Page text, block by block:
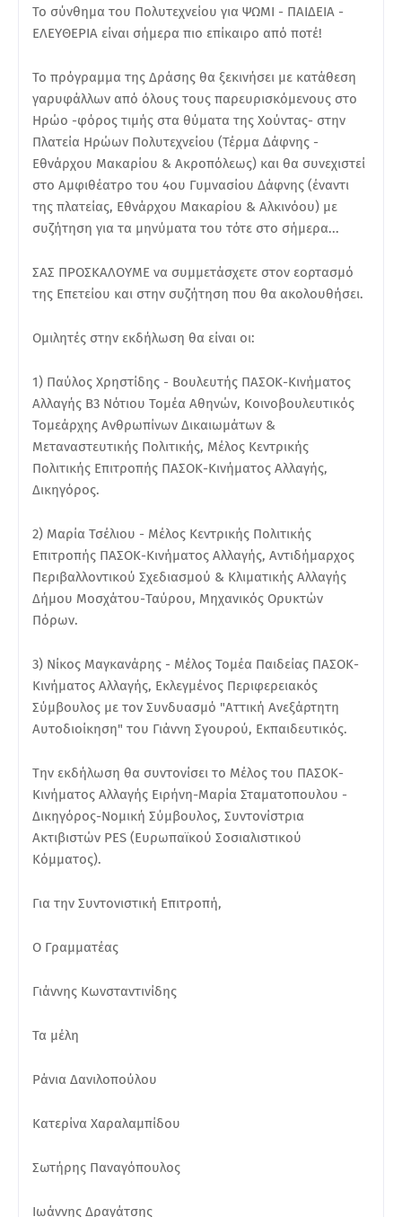
Το σύνθημα του Πολυτεχνείου για ΨΩΜΙ - ΠΑΙΔΕΙΑ -
ΕΛΕΥΘΕΡΙΑ είναι σήμερα πιο επίκαιρο από ποτέ!
Το πρόγραμμα της Δράσης θα ξεκινήσει με κατάθεση
γαρυφάλλων από όλους τους παρευρισκόμενους στο
Ηρώο -φόρος τιμής στα θύματα της Χούντας- στην
Πλατεία Ηρώων Πολυτεχνείου (Τέρμα Δάφνης -
Εθνάρχου Μακαρίου & Ακροπόλεως) και θα συνεχιστεί
στο Αμφιθέατρο του 4ου Γυμνασίου Δάφνης (έναντι
της πλατείας, Εθνάρχου Μακαρίου & Αλκινόου) με
συζήτηση για τα μηνύματα του τότε στο σήμερα...
ΣΑΣ ΠΡΟΣΚΑΛΟΥΜΕ να συμμετάσχετε στον εορτασμό
της Επετείου και στην συζήτηση που θα ακολουθήσει.
Ομιλητές στην εκδήλωση θα είναι οι:
1) Παύλος Χρηστίδης - Βουλευτής ΠΑΣΟΚ-Κινήματος
Αλλαγής Β3 Νότιου Τομέα Αθηνών, Κοινοβουλευτικός
Τομεάρχης Ανθρωπίνων Δικαιωμάτων &
Μεταναστευτικής Πολιτικής, Μέλος Κεντρικής
Πολιτικής Επιτροπής ΠΑΣΟΚ-Κινήματος Αλλαγής,
Δικηγόρος.
2) Μαρία Τσέλιου - Μέλος Κεντρικής Πολιτικής
Επιτροπής ΠΑΣΟΚ-Κινήματος Αλλαγής, Αντιδήμαρχος
Περιβαλλοντικού Σχεδιασμού & Κλιματικής Αλλαγής
Δήμου Μοσχάτου-Ταύρου, Μηχανικός Ορυκτών
Πόρων.
3) Νίκος Μαγκανάρης - Μέλος Τομέα Παιδείας ΠΑΣΟΚ-
Κινήματος Αλλαγής, Εκλεγμένος Περιφερειακός
Σύμβουλος με τον Συνδυασμό "Αττική Ανεξάρτητη
Αυτοδιοίκηση" του Γιάννη Σγουρού, Εκπαιδευτικός.
Την εκδήλωση θα συντονίσει το Μέλος του ΠΑΣΟΚ-
Κινήματος Αλλαγής Ειρήνη-Μαρία Σταματοπουλου -
Δικηγόρος-Νομική Σύμβουλος, Συντονίστρια
Ακτιβιστών PES (Ευρωπαϊκού Σοσιαλιστικού
Κόμματος).
Για την Συντονιστική Επιτροπή,
Ο Γραμματέας
Γιάννης Κωνσταντινίδης
Τα μέλη
Ράνια Δανιλοπούλου
Κατερίνα Χαραλαμπίδου
Σωτήρης Παναγόπουλος
Ιωάννης Δραγάτσης